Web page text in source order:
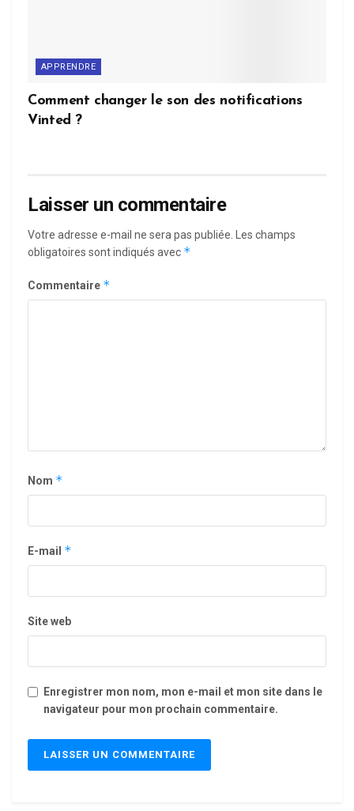
APPRENDRE
Comment changer le son des notifications
Vinted ?
Laisser un commentaire
Votre adresse e-mail ne sera pas publiée. Les champs
obligatoires sont indiqués avec *
Commentaire *
Nom *
E-mail *
Site web
Enregistrer mon nom, mon e-mail et mon site dans le
navigateur pour mon prochain commentaire.